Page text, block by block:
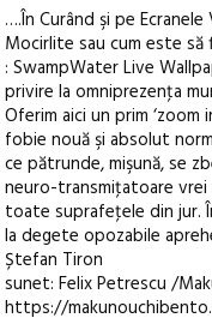
….În Curând şi pe
Mocirlite sau cum este să
: SwampWater Live
privire la omniprezenţa
Oferim aici un prim
fobie nouă şi absolut
ce pătrunde, mişună, se
neuro-transmiţatoare vrei
toate suprafeţele din jur.
la degete opozabile
Ștefan Tiron
sunet: Felix Petrescu /
https://